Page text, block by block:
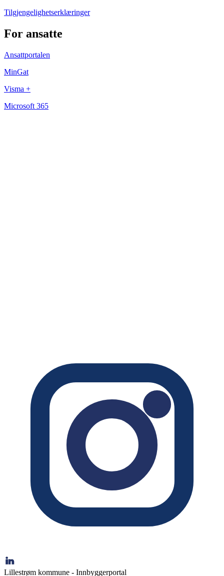
Tilgjengelighetserklæringer
For ansatte
Ansattportalen
MinGat
Visma +
Microsoft 365
Lillestrøm kommune - Innbyggerportal